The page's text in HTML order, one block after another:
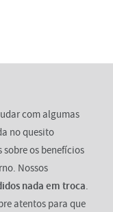
com algumas
no quesito
os benefícios
Nossos
nada em troca.
atentos para que